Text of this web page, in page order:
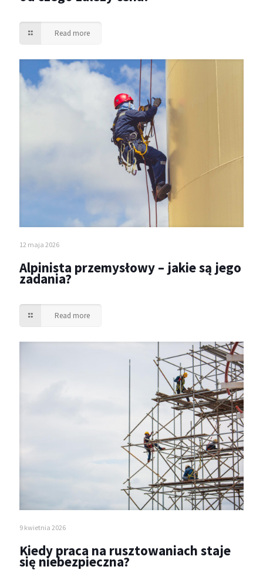
Read more
12 maja 2026
Alpinista przemysłowy – jakie są jego
zadania?
Read more
9 kwietnia 2026
Kiedy praca na rusztowaniach staje
się niebezpieczna?